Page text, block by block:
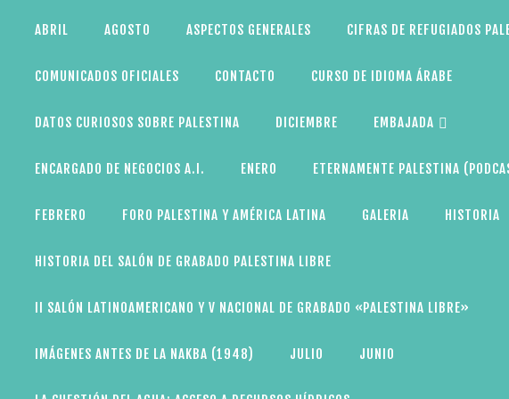
ABRIL AGOSTO ASPECTOS GENERALES CIFRAS DE REFUGIADOS
COMUNICADOS OFICIALES CONTACTO CURSO DE IDIOMA ÁRABE
DATOS CURIOSOS SOBRE PALESTINA DICIEMBRE EMBAJADA
ENCARGADO DE NEGOCIOS A.I. ENERO ETERNAMENTE PALESTINA
FEBRERO FORO PALESTINA Y AMÉRICA LATINA GALERIA HISTORIA
HISTORIA DEL SALÓN DE GRABADO PALESTINA LIBRE
II SALÓN LATINOAMERICANO Y V NACIONAL DE GRABADO «PALESTINA LIBRE»
IMÁGENES ANTES DE LA NAKBA (1948) JULIO JUNIO